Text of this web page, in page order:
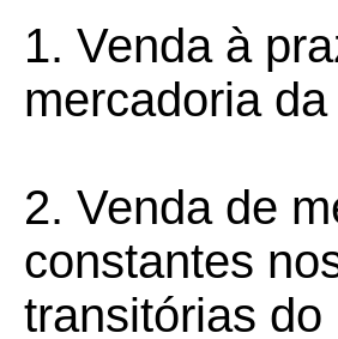
1. Venda à
mercadoria
2. Venda de
constantes
transitórias do